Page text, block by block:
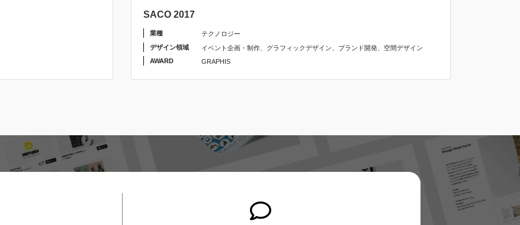
SACO 2017
業種
テクノロジー
デザイン領域
イベント企画・制作 グラフィックデザイン ブランド開発
空間デザイン
AWARD
GRAPHIS